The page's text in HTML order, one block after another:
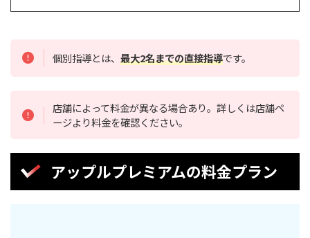
個別指導とは、最大2名までの直接指導です。
店舗によって料金が異なる場合あり。詳しくは店舗ペ
ージより料金を確認ください。
アップルプレミアムの料金プラン